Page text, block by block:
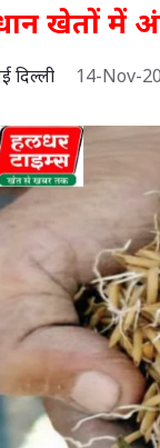
खेतों में
दिल्ली 14-Nov-
किसानों
का लाभ
04:36 PM